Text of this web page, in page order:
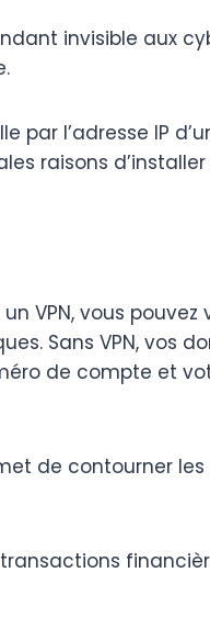
invisible aux
l’adresse IP
raisons d’installer
vous
Sans VPN, vos
de compte et
de contourner